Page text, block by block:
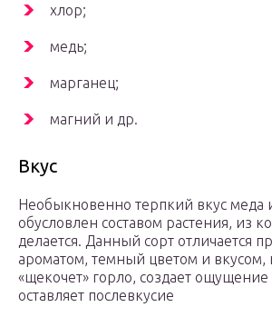
хлор;
медь;
марганец;
магний и др.
Вкус
Необыкновенно терпкий вкус меда
обусловлен составом растения, из
делается. Данный сорт отличается
ароматом, темный цветом и вкусом,
«щекочет» горло, создает
оставляет послевкусие